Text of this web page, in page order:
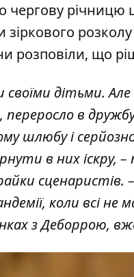
чергову річницю
зіркового розколу
розповіли, що
дітьми.
в
шлюбу і
в них іскру,
коли всі не
з Деборрою,